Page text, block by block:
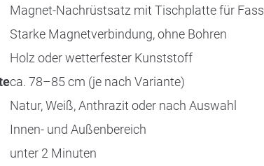
Magnet-Nachrüstsatz mit Tischplatte für Fass
Starke Magnetverbindung, ohne Bohren
Holz oder wetterfester Kunststoff
ca. 78–85 cm (je nach Variante)
Natur, Weiß, Anthrazit oder nach Auswahl
Innen- und Außenbereich
unter 2 Minuten